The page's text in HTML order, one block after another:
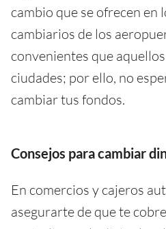
cambio que se ofrecen en
cambiarios de los
convenientes que
ciudades; por ello, no
cambiar tus fondos.
Consejos para cambiar
En comercios y cajeros
asegurarte de que te